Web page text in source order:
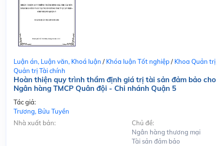
Luận án, Luận văn, Khoá luận / Khóa luận Tốt nghiệp/ Khoa Quản trị
Quản trị Tài chính
Hoàn thiện quy trình thẩm định giá trị tài sản đảm bảo
Ngân hàng TMCP Quân đội - Chi nhánh Quận 5
Tác giả:
Trương, Bửu Tuyền
Nhà xuất bản:
Chủ đề:
Ngân hàng thương mại
Tài sản đảm bảo